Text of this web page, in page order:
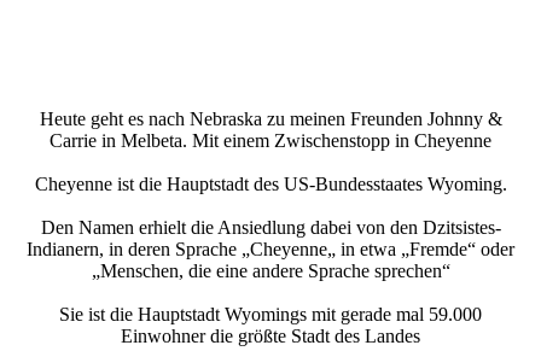
Heute geht es nach Nebraska zu meinen Freunden Johnny &
Carrie in Melbeta. Mit einem Zwischenstopp in Cheyenne
Cheyenne ist die Hauptstadt des US-Bundesstaates Wyoming.
Den Namen erhielt die Ansiedlung dabei von den Dzitsistes-
Indianern, in deren Sprache „Cheyenne„ in etwa „Fremde“ oder
„Menschen, die eine andere Sprache sprechen“
Sie ist die Hauptstadt Wyomings mit gerade mal 59.000
Einwohner die größte Stadt des Landes